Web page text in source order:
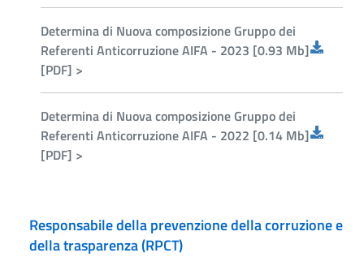
Determina di Nuova composizione Gruppo dei
Referenti Anticorruzione AIFA - 2023 [0.93 Mb]
[PDF] >
Determina di Nuova composizione Gruppo dei
Referenti Anticorruzione AIFA - 2022 [0.14 Mb]
[PDF] >
Responsabile della prevenzione della corruzione e
della trasparenza (RPCT)